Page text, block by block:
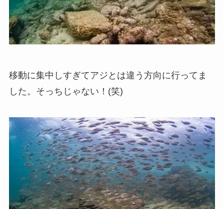
移動に集中しすぎてアジとは違う方向に行ってま
した。そっちじゃない！(笑)